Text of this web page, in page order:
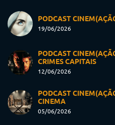
PODCAST
19/06/2026
PODCAST
CRIMES CAPITAIS
12/06/2026
PODCAST
CINEMA
05/06/2026